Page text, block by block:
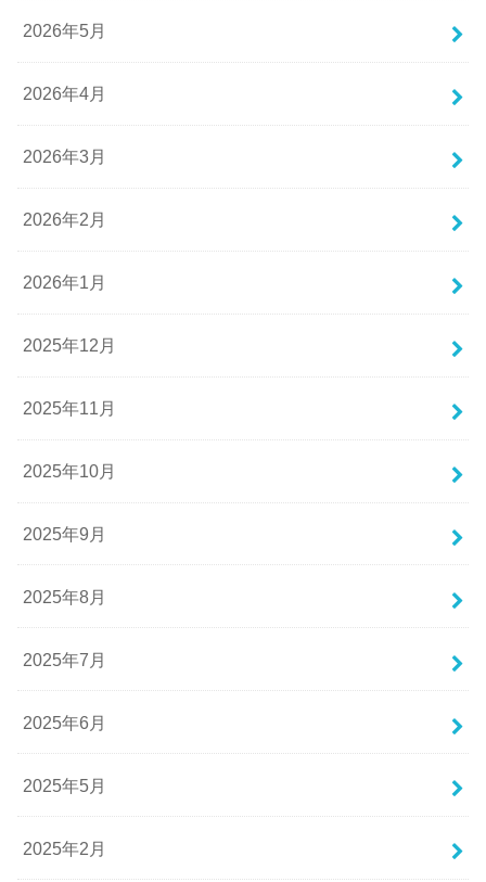
2026年5月
2026年4月
2026年3月
2026年2月
2026年1月
2025年12月
2025年11月
2025年10月
2025年9月
2025年8月
2025年7月
2025年6月
2025年5月
2025年2月